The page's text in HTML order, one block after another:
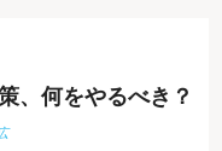
、何をやるべき？